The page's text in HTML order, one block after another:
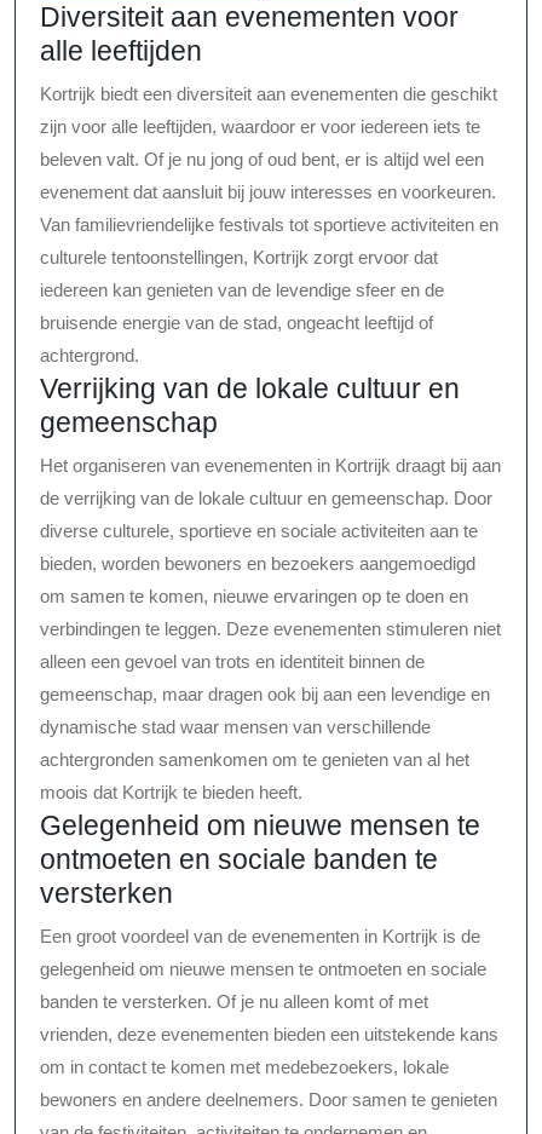
Diversiteit aan evenementen voor
alle leeftijden
Kortrijk biedt een diversiteit aan evenementen die geschikt
zijn voor alle leeftijden, waardoor er voor iedereen iets te
beleven valt. Of je nu jong of oud bent, er is altijd wel een
evenement dat aansluit bij jouw interesses en voorkeuren.
Van familievriendelijke festivals tot sportieve activiteiten en
culturele tentoonstellingen, Kortrijk zorgt ervoor dat
iedereen kan genieten van de levendige sfeer en de
bruisende energie van de stad, ongeacht leeftijd of
achtergrond.
Verrijking van de lokale cultuur en
gemeenschap
Het organiseren van evenementen in Kortrijk draagt bij aan
de verrijking van de lokale cultuur en gemeenschap. Door
diverse culturele, sportieve en sociale activiteiten aan te
bieden, worden bewoners en bezoekers aangemoedigd
om samen te komen, nieuwe ervaringen op te doen en
verbindingen te leggen. Deze evenementen stimuleren niet
alleen een gevoel van trots en identiteit binnen de
gemeenschap, maar dragen ook bij aan een levendige en
dynamische stad waar mensen van verschillende
achtergronden samenkomen om te genieten van al het
moois dat Kortrijk te bieden heeft.
Gelegenheid om nieuwe mensen te
ontmoeten en sociale banden te
versterken
Een groot voordeel van de evenementen in Kortrijk is de
gelegenheid om nieuwe mensen te ontmoeten en sociale
banden te versterken. Of je nu alleen komt of met
vrienden, deze evenementen bieden een uitstekende kans
om in contact te komen met medebezoekers, lokale
bewoners en andere deelnemers. Door samen te genieten